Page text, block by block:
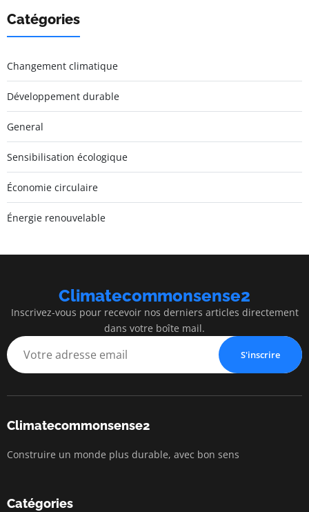
Catégories
Changement climatique
Développement durable
General
Sensibilisation écologique
Économie circulaire
Énergie renouvelable
Climatecommonsense2
Inscrivez-vous pour recevoir nos derniers articles directement
dans votre boîte mail.
S'inscrire
Climatecommonsense2
Construire un monde plus durable, avec bon sens
Catégories